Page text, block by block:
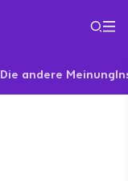
Die andere Meinung